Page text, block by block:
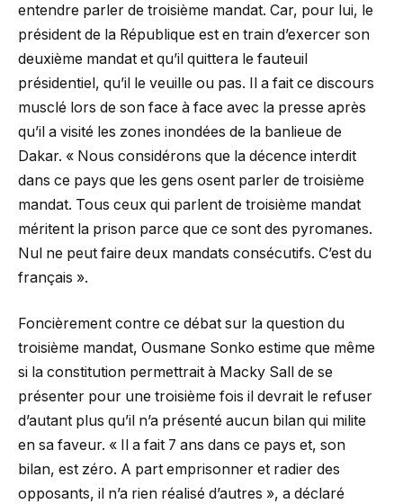
entendre parler de troisième mandat. Car, pour lui, le
président de la République est en train d’exercer son
deuxième mandat et qu’il quittera le fauteuil
présidentiel, qu’il le veuille ou pas. Il a fait ce discours
musclé lors de son face à face avec la presse après
qu’il a visité les zones inondées de la banlieue de
Dakar. « Nous considérons que la décence interdit
dans ce pays que les gens osent parler de troisième
mandat. Tous ceux qui parlent de troisième mandat
méritent la prison parce que ce sont des pyromanes.
Nul ne peut faire deux mandats consécutifs. C’est du
français ».
Foncièrement contre ce débat sur la question du
troisième mandat, Ousmane Sonko estime que même
si la constitution permettrait à Macky Sall de se
présenter pour une troisième fois il devrait le refuser
d’autant plus qu’il n’a présenté aucun bilan qui milite
en sa faveur. « Il a fait 7 ans dans ce pays et, son
bilan, est zéro. A part emprisonner et radier des
opposants, il n’a rien réalisé d’autres », a déclaré